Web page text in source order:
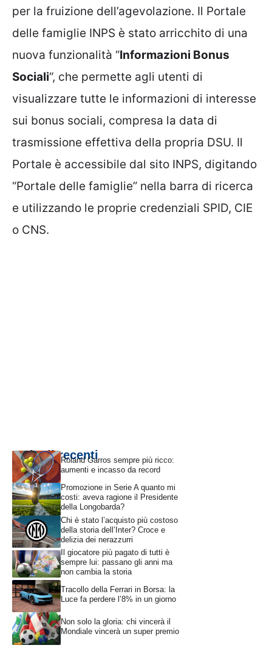
per la fruizione dell’agevolazione. Il Portale
delle famiglie INPS è stato arricchito di una
nuova funzionalità “Informazioni Bonus
Sociali“, che permette agli utenti di
visualizzare tutte le informazioni di interesse
sui bonus sociali, compresa la data di
trasmissione effettiva della propria DSU. Il
Portale è accessibile dal sito INPS, digitando
“Portale delle famiglie” nella barra di ricerca
e utilizzando le proprie credenziali SPID, CIE
o CNS.
Articoli recentiRoland Garros sempre più ricco:
aumenti e incasso da record
Promozione in Serie A quanto mi
costi: aveva ragione il Presidente
della Longobarda?
Chi è stato l’acquisto più costoso
della storia dell’Inter? Croce e
delizia dei nerazzurri
Il giocatore più pagato di tutti è
sempre lui: passano gli anni ma
non cambia la storia
Tracollo della Ferrari in Borsa: la
Luce fa perdere l’8% in un giorno
Non solo la gloria: chi vincerà il
Mondiale vincerà un super premio